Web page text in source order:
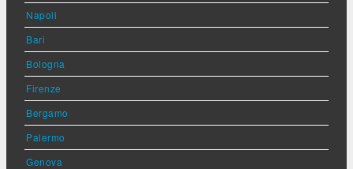
Napoli
Bari
Bologna
Firenze
Bergamo
Palermo
Genova